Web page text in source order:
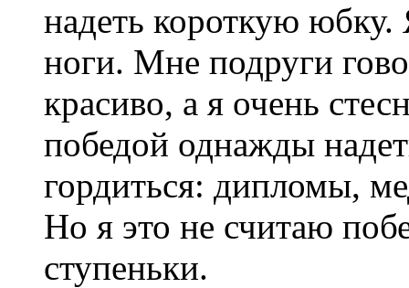
надеть короткую
ноги. Мне подруги
красиво, а я очень
победой однажды
гордиться: дипломы,
Но я это не считаю
ступеньки.